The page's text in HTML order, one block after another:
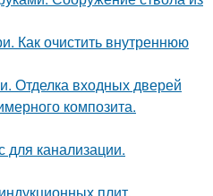
Как очистить внутреннюю
Отделка входных дверей
композита.
канализации.
плит.